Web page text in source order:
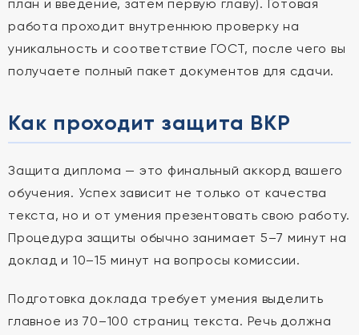
план и введение, затем первую главу). Готовая
работа проходит внутреннюю проверку на
уникальность и соответствие ГОСТ, после чего вы
получаете полный пакет документов для сдачи.
Как проходит защита ВКР
Защита диплома — это финальный аккорд вашего
обучения. Успех зависит не только от качества
текста, но и от умения презентовать свою работу.
Процедура защиты обычно занимает 5–7 минут на
доклад и 10–15 минут на вопросы комиссии.
Подготовка доклада требует умения выделить
главное из 70–100 страниц текста. Речь должна